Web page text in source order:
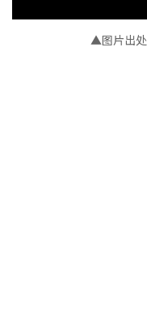
▲图片出处